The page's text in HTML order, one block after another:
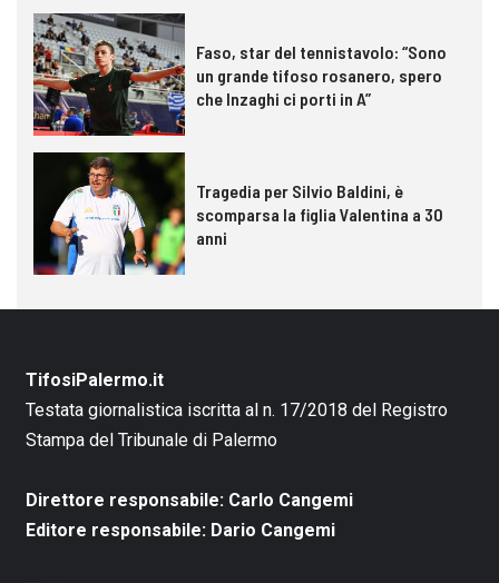
Faso, star del tennistavolo: “Sono
un grande tifoso rosanero, spero
che Inzaghi ci porti in A”
Tragedia per Silvio Baldini, è
scomparsa la figlia Valentina a 30
anni
TifosiPalermo.it
Testata giornalistica iscritta al n. 17/2018 del Registro
Stampa del Tribunale di Palermo
Direttore responsabile: Carlo Cangemi
Editore responsabile: Dario Cangemi